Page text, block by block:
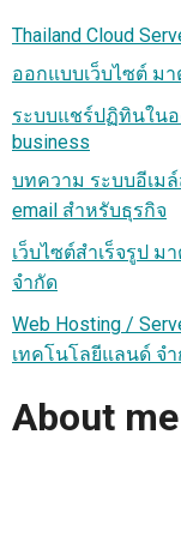
Thailand Cloud
ออกแบบเว็บไซต์ ม
ระบบแชร์ปฏิทินในอ
business
บทความ ระบบอีเมล์
email สำหรับธุรกิจ
เว็บไซต์สำเร็จรูป
จำกัด
Web Hosting /
เทคโนโลยีแลนด์ จ
About me